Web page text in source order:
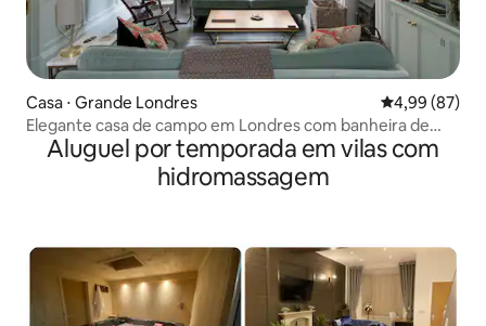
Casa ⋅ Grande Londres 4,99 de uma
4,99 (87)
Elegante casa de campo em Londres com banheira de
hidromassagem
Aluguel por temporada em vilas com
hidromassagem